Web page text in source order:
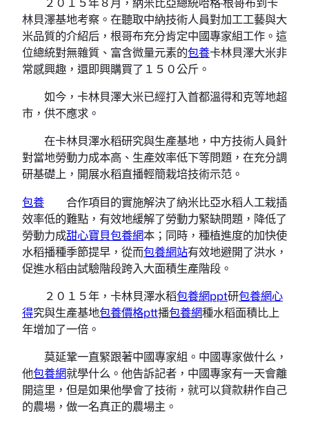
林貝澤基地考察。在聽取中納技術人員對加工工藝與大
米品質的介紹后，根哥布充分肯定中國專家組工作。這
位總統對無雜質、富含微量元素的包養卡林貝澤大米非
常感興趣，還即興購買了１５０公斤。
如今，卡林貝澤大米已經打入首都溫得和克等地超
市，供不應求。
在卡林貝澤水稻研究與生產基地，中方技術人員針
對當地勞動力成本高、生產效率低下等問題，在充分調
研基礎上，開展水稻直播輕簡栽培技術示范。
包養 合作項目的實施解決了納米比亞水稻人工栽插
效率低的難點，有效地緩解了勞動力緊缺問題，降低了
勞動力成甜心寶貝包養網本；同時，種植進度的加快使
水稻播種季節提早，從而包養網站有效地避開了洪水，
促進水稻由試驗階段跨入大面積生產階段。
２０１５年，卡林貝澤水稻包養網ppt研包養網心
得究與生產基地包養價格ptt播包養網種水稻面積比上
年增加了一倍。
莫延鞏一直緊跟著中國專家組。中國專家做什么，
他包養網就學什么。他告訴記者，中國專家有一天會離
開這里，但是如果他學會了技術，就可以貸款耕作自己
的農場，做一名真正的農場主。